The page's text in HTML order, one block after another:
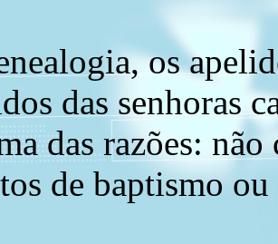
os
das senhoras
das razões:
de baptismo